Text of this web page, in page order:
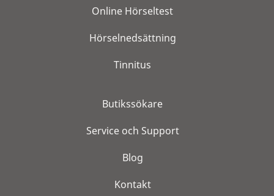
Online Hörseltest
Hörselnedsättning
Tinnitus
Butikssökare
Service och Support
Blog
Kontakt